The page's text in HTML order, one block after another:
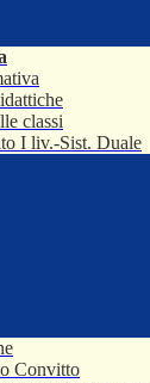
classi
I liv.-Sist. Duale
Convitto